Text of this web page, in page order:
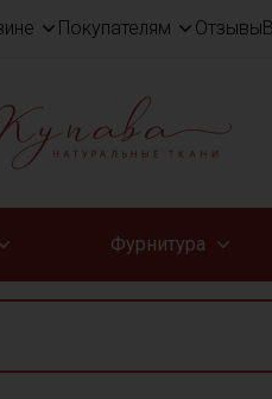
Покупателям Отзывы
Фурнитура